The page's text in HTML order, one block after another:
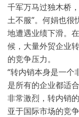
千军万马过独木桥
土不服”。何娟也很
地遭遇业绩下滑。
候，大量外贸企业
的竞争压力。
“转内销本身是一个
是所有的企业都适
非常激烈，转内销
亚于国际市场的竞